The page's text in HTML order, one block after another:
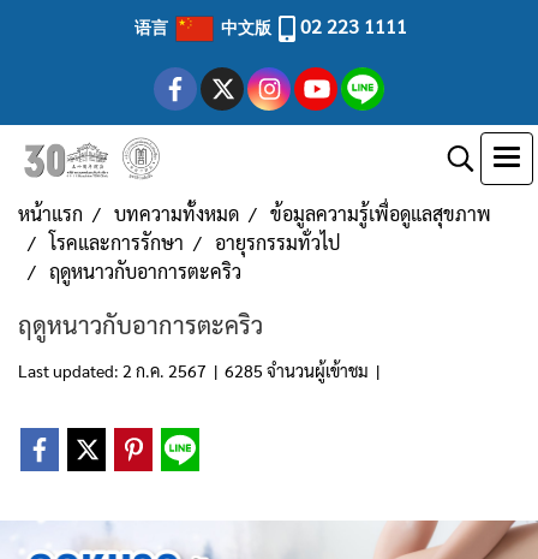
语言 中文版 02 223 1111
หน้าแรก บทความทั้งหมด
ข้อมูลความรู้เพื่อดูแลสุขภาพ
โรคและการรักษา
อายุรกรรมทั่วไป
ฤดูหนาวกับอาการตะคริว
ฤดูหนาวกับอาการตะคริว
Last updated: 2 ก.ค. 2567 | 6285 จำนวนผู้เข้าชม |